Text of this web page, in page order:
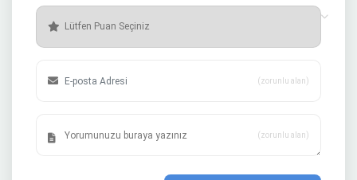
(zorunlu alan)
(zorunlu alan)